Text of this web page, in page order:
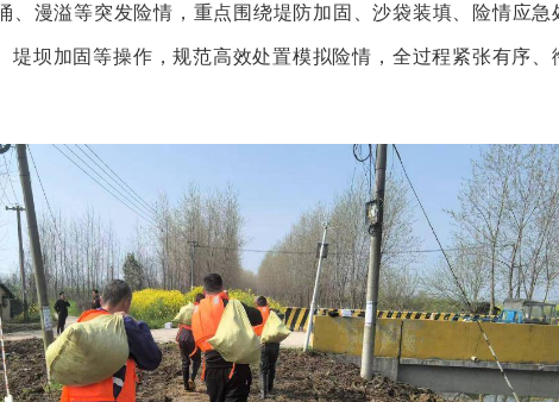
溢等突发险情，重点围绕堤防加固、沙袋装填、险情应急
坝加固等操作，规范高效处置模拟险情，全过程紧张有序